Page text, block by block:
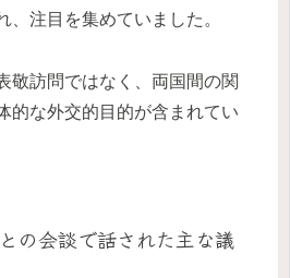
、注目を集めていました。
敬訪問ではなく、両国間の関
的な外交的目的が含まれてい
の会談で話された主な議